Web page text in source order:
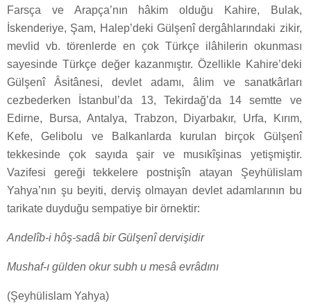
Farsça ve Arapça’nın hâkim olduğu Kahire, Bulak,
İskenderiye, Şam, Halep’deki Gülşenî dergâhlarındaki zikir,
mevlid vb. törenlerde en çok Türkçe ilâhilerin okunması
sayesinde Türkçe değer kazanmıştır. Özellikle Kahire’deki
Gülşenî Âsitânesi, devlet adamı, âlim ve sanatkârları
cezbederken İstanbul’da 13, Tekirdağ’da 14 semtte ve
Edirne, Bursa, Antalya, Trabzon, Diyarbakır, Urfa, Kırım,
Kefe, Gelibolu ve Balkanlarda kurulan birçok Gülşenî
tekkesinde çok sayıda şair ve musıkîşinas yetişmiştir.
Vazifesi gereği tekkelere postnişîn atayan Şeyhülislam
Yahya’nın şu beyiti, derviş olmayan devlet adamlarının bu
tarikate duyduğu sempatiye bir örnektir:
Andelîb-i hôş-sadâ bir Gülşenî dervişidir
Mushaf-ı gülden okur subh u mesâ evrâdını
(Şeyhülislam Yahya)